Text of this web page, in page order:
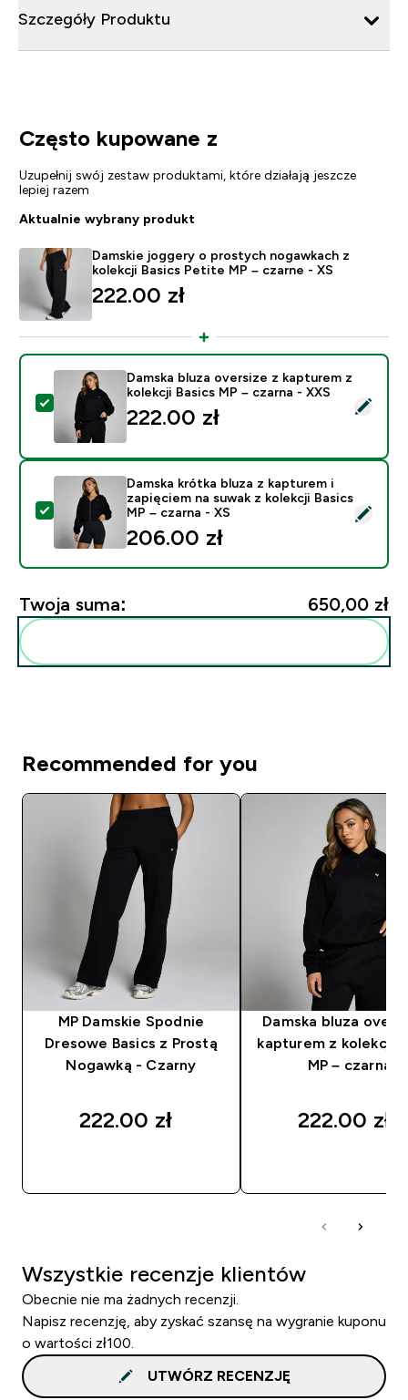
Szczegóły Produktu
Często kupowane z
Uzupełnij swój zestaw produktami, które działają jeszcze
lepiej razem
Aktualnie wybrany produkt
Damskie joggery o prostych nogawkach z
kolekcji Basics Petite MP – czarne - XS
222.00 zł‎
Wybierz ten produkt - Damska bluza oversize z
Damska bluza oversize z kapturem z
kolekcji Basics MP – czarna - XXS
222.00 zł‎
Wybierz ten produkt - Damska krótka bluza z
Damska krótka bluza z kapturem i
zapięciem na suwak z kolekcji Basics
MP – czarna - XS
206.00 zł‎
Twoja suma: 650,00 zł‎
Recommended for you
MP Damskie Spodnie
Dresowe Basics z Prostą
Nogawką - Czarny
222.00 zł‎
Damska bluza
kapturem z kolekcji
MP – czarna
222.00 zł‎
Wszystkie recenzje klientów
Obecnie nie ma żadnych recenzji.
Napisz recenzję, aby zyskać szansę na wygranie kuponu
o wartości zł100.
UTWÓRZ RECENZJĘ